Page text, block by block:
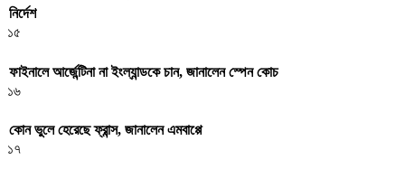
নির্দেশ
১৫
ফাইনালে আর্জেন্টিনা না ইংল্যান্ডকে চান, জানালেন স্পেন কোচ
১৬
কোন ভুলে হেরেছে ফ্রান্স, জানালেন এমবাপ্পে
১৭